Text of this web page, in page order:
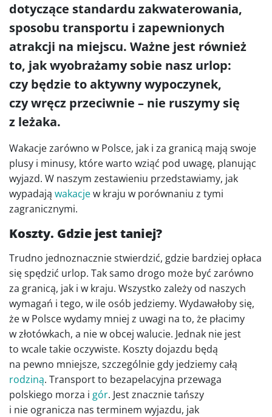
dotyczące standardu zakwaterowania,
sposobu transportu i zapewnionych
atrakcji na miejscu. Ważne jest również
to, jak wyobrażamy sobie nasz urlop:
czy będzie to aktywny wypoczynek,
czy wręcz przeciwnie – nie ruszymy się
z leżaka.
Wakacje zarówno w Polsce, jak i za granicą mają swoje
plusy i minusy, które warto wziąć pod uwagę, planując
wyjazd. W naszym zestawieniu przedstawiamy, jak
wypadają wakacjew kraju w porównaniu z tymi
zagranicznymi.
Koszty. Gdzie jest taniej?
Trudno jednoznacznie stwierdzić, gdzie bardziej opłaca
się spędzić urlop. Tak samo drogo może być zarówno
za granicą, jak i w kraju. Wszystko zależy od naszych
wymagań i tego, w ile osób jedziemy. Wydawałoby się,
że w Polsce wydamy mniej z uwagi na to, że płacimy
w złotówkach, a nie w obcej walucie. Jednak nie jest
to wcale takie oczywiste. Koszty dojazdu będą
na pewno mniejsze, szczególnie gdy jedziemy całą
rodziną. Transport to bezapelacyjna przewaga
polskiego morza i gór. Jest znacznie tańszy
i nie ogranicza nas terminem wyjazdu, jak